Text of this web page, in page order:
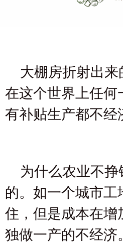
大棚房折射出
在这个世界上任
有补贴生产都不经
为什么农业不
的。如一个城市
住，但是成本在
独做一产的不经济。